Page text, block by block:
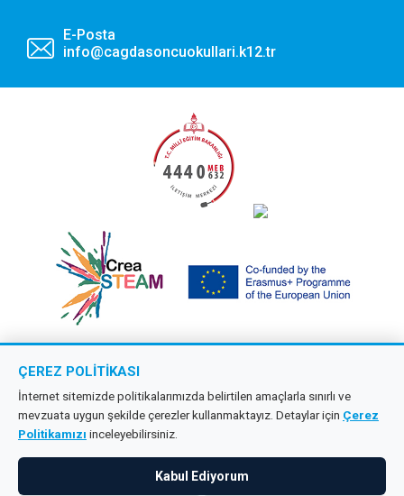
E-Posta
info@cagdasoncuokullari.k12.tr
Copyright © 2026 Çağdaş Öncü Okullar
Tüm hakları saklıdır.
KVKK
ÇEREZ POLITIKASI
İnternet sitemizde politikalarımızda belirtilen amaçlarla sınırlı ve
mevzuata uygun şekilde çerezler kullanmaktayız. Detaylar için Çerez
Politikamızı inceleyebilirsiniz.
Kabul Ediyorum